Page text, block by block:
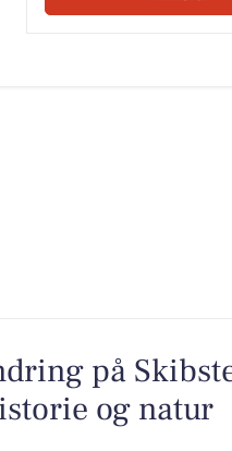
på
og natur